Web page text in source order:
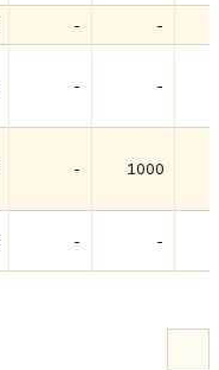
- -
- -
- 1000
- -